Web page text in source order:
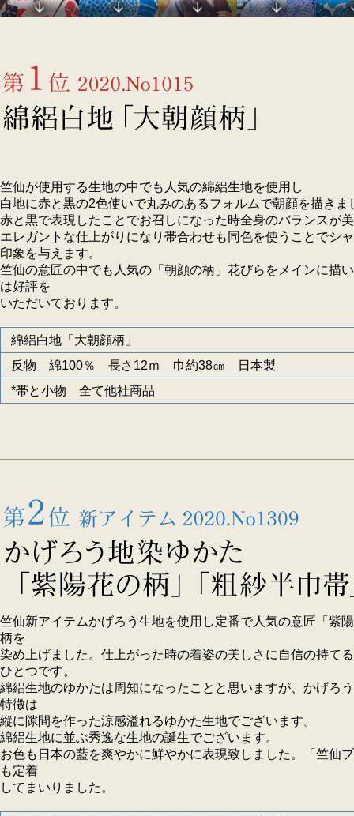
竺仙が使用する生地の中でも人気の綿絽生地を使用し
白地に赤と黒の2色使いで丸みのあるフォルムで朝顔を描きま
赤と黒で表現したことでお召しになった時全身のバランスが
エレガントな仕上がりになり帯合わせも同色を使うことでシ
印象を与えます。
竺仙の意匠の中でも人気の「朝顔の柄」花びらをメインに描
は好評を
いただいております。
綿絽白地「大朝顔柄」
反物 綿100％ 長さ12ｍ 巾約38㎝ 日本製
*帯と小物 全て他社商品
竺仙新アイテムかげろう生地を使用し定番で人気の意匠「紫
柄を
染め上げました。仕上がった時の着姿の美しさに自信の持て
ひとつです。
綿絽生地のゆかたは周知になったことと思いますが、かげろ
特徴は
縦に隙間を作った涼感溢れるゆかた生地でございます。
綿絽生地に並ぶ秀逸な生地の誕生でございます。
お色も日本の藍を爽やかに鮮やかに表現致しました。「竺仙
も定着
してまいりました。